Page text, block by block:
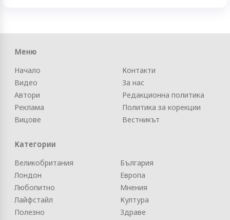
Меню
Начало
Видео
Автори
Реклама
Вицове
Контакти
За нас
Редакционна политика
Политика за корекции
Вестникът
Категории
Великобритания
Лондон
Любопитно
Лайфстайл
Полезно
България
Европа
Мнения
Култура
Здраве